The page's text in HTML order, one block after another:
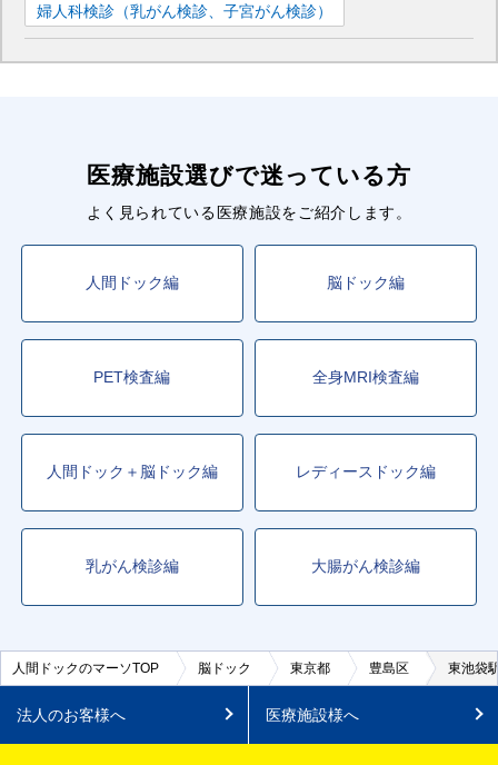
婦人科検診（乳がん検診、子宮がん検診）
医療施設選びで迷っている方
よく見られている医療施設をご紹介します。
人間ドック編 脳ドック編
PET検査編 全身MRI検査編
人間ドック＋脳ドック編 レディースドック編
乳がん検診編 大腸がん検診編
人間ドックのマーソTOP 脳ドック 東京都 豊島区 東池袋
法人のお客様へ 医療施設様へ